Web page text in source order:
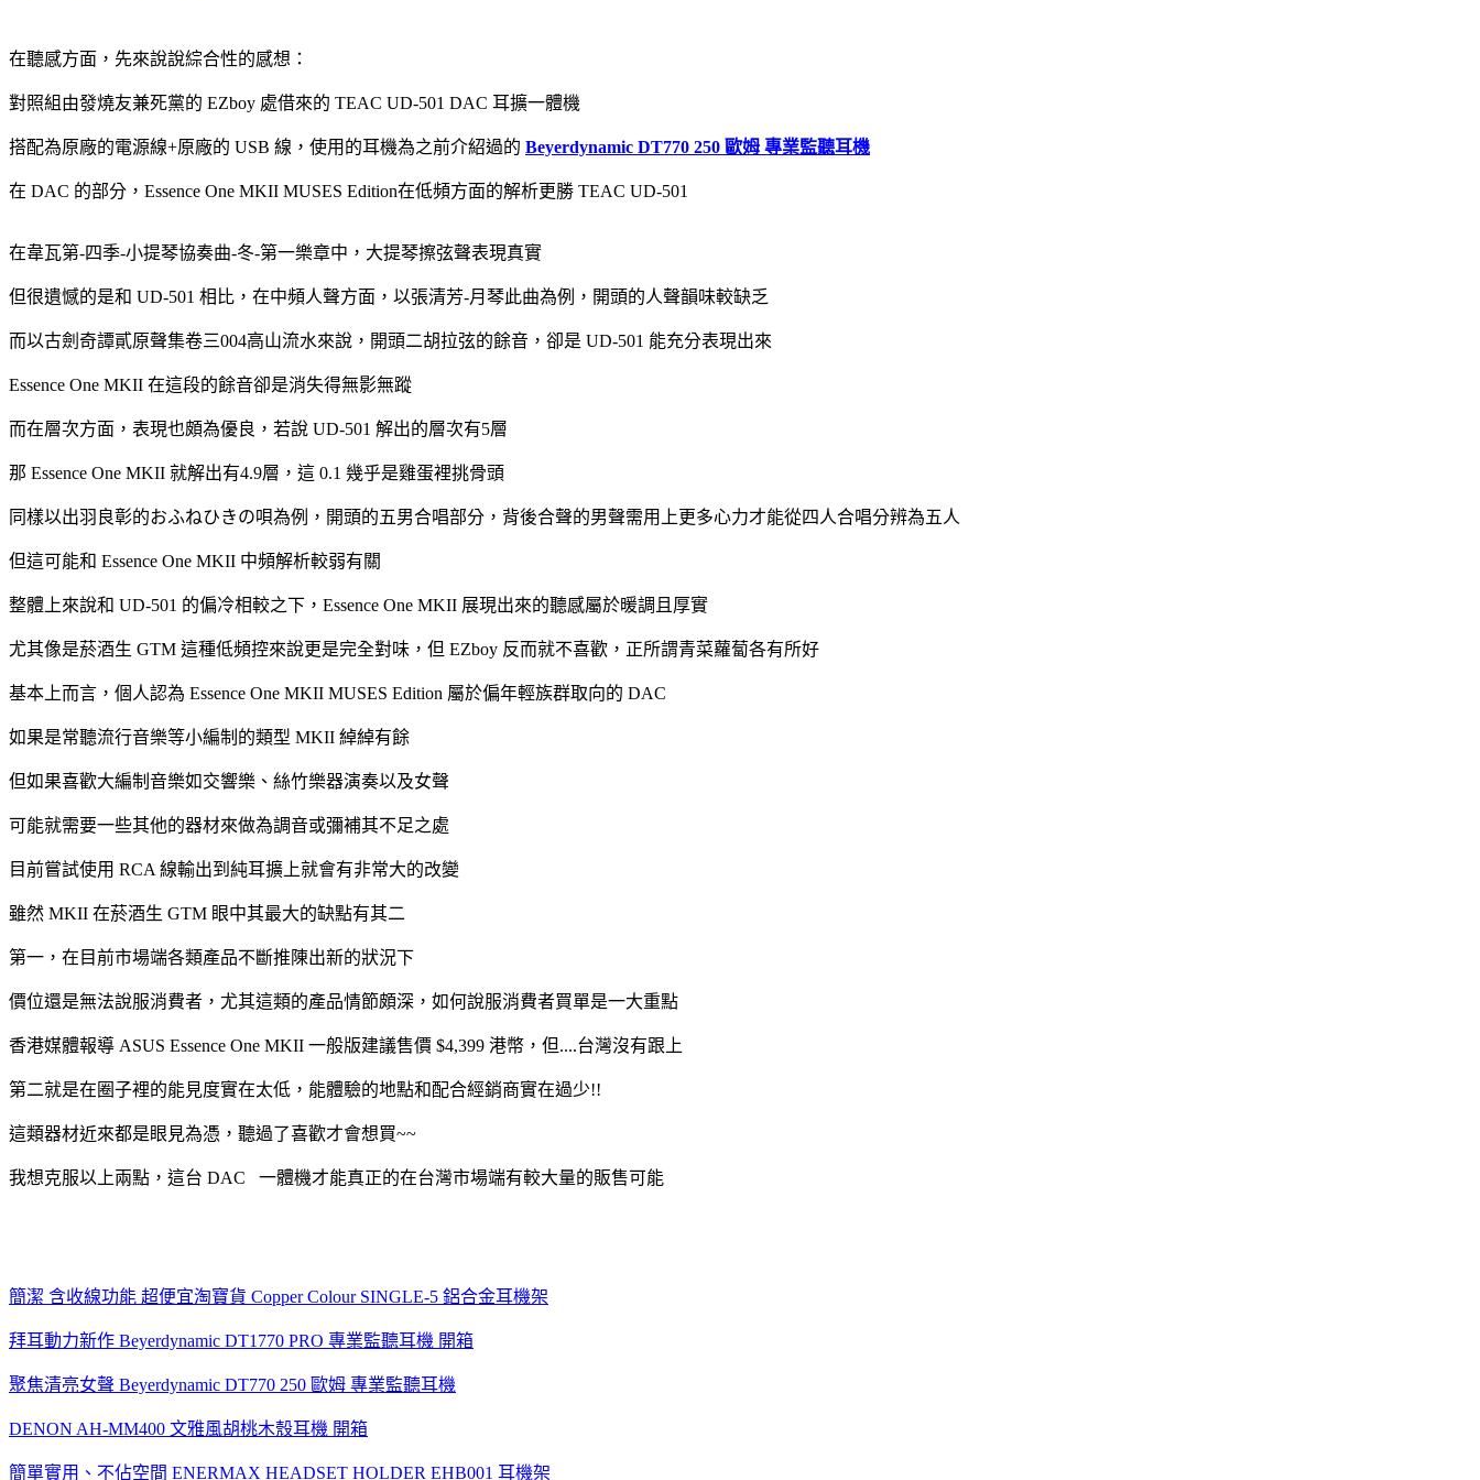
在聽感方面，先來說說綜合性的感想：
對照組由發燒友兼死黨的 EZboy 處借來的 TEAC UD-501 DAC 耳擴一體機
搭配為原廠的電源線+原廠的 USB 線，使用的耳機為之前介紹過的 Beyerdynamic DT770 250 歐姆 專業監聽耳機
在 DAC 的部分，Essence One MKII MUSES Edition在低頻方面的解析更勝 TEAC UD-501
在韋瓦第-四季-小提琴協奏曲-冬-第一樂章中，大提琴擦弦聲表現真實
但很遺憾的是和 UD-501 相比，在中頻人聲方面，以張清芳-月琴此曲為例，開頭的人聲韻味較缺乏
而以古劍奇譚貳原聲集卷三004高山流水來說，開頭二胡拉弦的餘音，卻是 UD-501 能充分表現出來
Essence One MKII 在這段的餘音卻是消失得無影無蹤
而在層次方面，表現也頗為優良，若說 UD-501 解出的層次有5層
那 Essence One MKII 就解出有4.9層，這 0.1 幾乎是雞蛋裡挑骨頭
同樣以出羽良彰的おふねひきの唄為例，開頭的五男合唱部分，背後合聲的男聲需用上更多心力才能從四人合唱分辨為五人
但這可能和 Essence One MKII 中頻解析較弱有關
整體上來說和 UD-501 的偏冷相較之下，Essence One MKII 展現出來的聽感屬於暖調且厚實
尤其像是菸酒生 GTM 這種低頻控來說更是完全對味，但 EZboy 反而就不喜歡，正所謂青菜蘿蔔各有所好
基本上而言，個人認為 Essence One MKII MUSES Edition 屬於偏年輕族群取向的 DAC
如果是常聽流行音樂等小編制的類型 MKII 綽綽有餘
但如果喜歡大編制音樂如交響樂、絲竹樂器演奏以及女聲
可能就需要一些其他的器材來做為調音或彌補其不足之處
目前嘗試使用 RCA 線輸出到純耳擴上就會有非常大的改變
雖然 MKII 在菸酒生 GTM 眼中其最大的缺點有其二
第一，在目前市場端各類產品不斷推陳出新的狀況下
價位還是無法說服消費者，尤其這類的產品情節頗深，如何說服消費者買單是一大重點
香港媒體報導 ASUS Essence One MKII 一般版建議售價 $4,399 港幣，但....台灣沒有跟上
第二就是在圈子裡的能見度實在太低，能體驗的地點和配合經銷商實在過少!!
這類器材近來都是眼見為憑，聽過了喜歡才會想買~~
我想克服以上兩點，這台 DAC 一體機才能真正的在台灣市場端有較大量的販售可能
簡潔 含收線功能 超便宜淘寶貨 Copper Colour SINGLE-5 鋁合金耳機架
拜耳動力新作 Beyerdynamic DT1770 PRO 專業監聽耳機 開箱
聚焦清亮女聲 Beyerdynamic DT770 250 歐姆 專業監聽耳機
DENON AH-MM400 文雅風胡桃木殼耳機 開箱
簡單實用、不佔空間 ENERMAX HEADSET HOLDER EHB001 耳機架